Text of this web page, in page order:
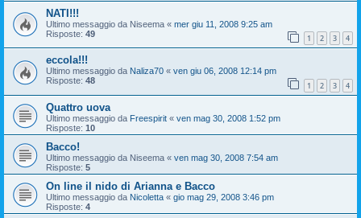
NATI!!!
Ultimo messaggio da Niseema « mer giu 11, 2008 9:25 am
Risposte: 49 1 2 3 4
eccola!!!
Ultimo messaggio da Naliza70 « ven giu 06, 2008 12:14 pm
Risposte: 48 1 2 3 4
Quattro uova
Ultimo messaggio da Freespirit « ven mag 30, 2008 1:52 pm
Risposte: 10
Bacco!
Ultimo messaggio da Niseema « ven mag 30, 2008 7:54 am
Risposte: 5
On line il nido di Arianna e Bacco
Ultimo messaggio da Nicoletta « gio mag 29, 2008 3:46 pm
Risposte: 4